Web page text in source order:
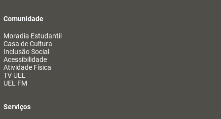
Comunidade
Moradia Estudantil
Casa de Cultura
Inclusão Social
Acessibilidade
Atividade Física
TV UEL
UEL FM
Serviços